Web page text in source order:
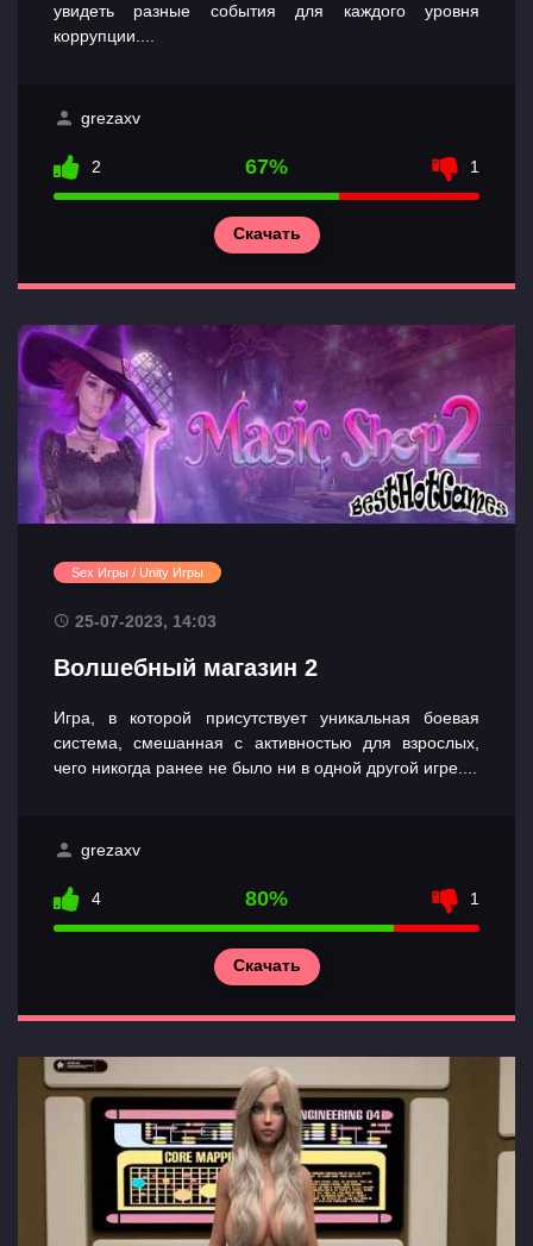
увидеть разные события для каждого уровня
коррупции....
grezaxv
2 67% 1
Скачать
Sex Игры / Unity Игры
25-07-2023, 14:03
Волшебный магазин 2
Игра, в которой присутствует уникальная боевая
система, смешанная с активностью для взрослых,
чего никогда ранее не было ни в одной другой игре....
grezaxv
4 80% 1
Скачать